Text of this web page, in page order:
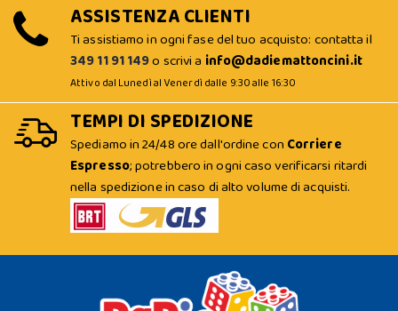
ASSISTENZA CLIENTI
Ti assistiamo in ogni fase del tuo acquisto: contatta il
349 11 91 149o scrivi a info@dadiemattoncini.it
Attivo dal Lunedì al Venerdì dalle 9:30 alle 16:30
TEMPI DI SPEDIZIONE
Spediamo in 24/48 ore dall'ordine con Corriere
Espresso; potrebbero in ogni caso verificarsi ritardi
nella spedizione in caso di alto volume di acquisti.